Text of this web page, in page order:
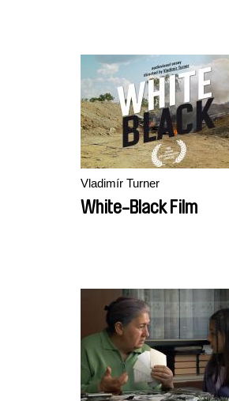
Vladimír Turner
White-Black Film